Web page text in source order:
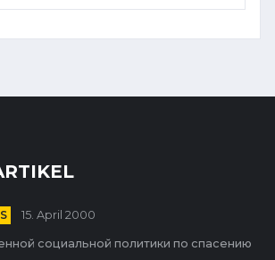
15. April 2000
социальной политики по спасению